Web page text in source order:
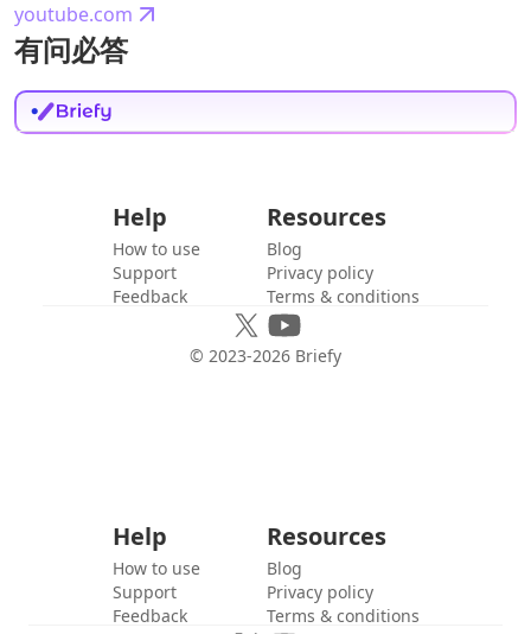
youtube.com
有问必答
Help
How to use
Support
Feedback
Resources
Blog
Privacy policy
Terms & conditions
© 2023-2026 Briefy
Help
How to use
Support
Feedback
Resources
Blog
Privacy policy
Terms & conditions